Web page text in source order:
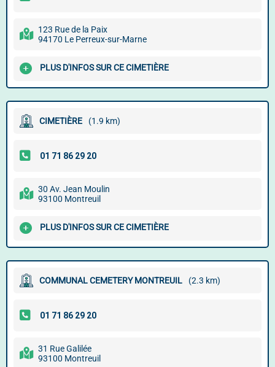
123 Rue de la Paix
94170 Le Perreux-sur-Marne
PLUS D'INFOS SUR CE CIMETIÈRE
CIMETIÈRE (1.9 km)
30 Av. Jean Moulin
93100 Montreuil
PLUS D'INFOS SUR CE CIMETIÈRE
COMMUNAL CEMETERY MONTREUIL (2.3 km)
31 Rue Galilée
93100 Montreuil